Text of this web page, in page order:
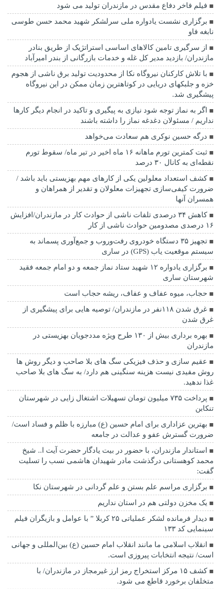
فیلم فاخر دفاع مقدس در مازندران تولید می شود
برگزاری نشست یادواره ملی سرلشکر شهید محمد حسن طوسی
نابغه فاو
از سرگیری تامین کالاهای اساسی استراتژیک از طریق بنادر
مازندران/ بازدید مدیر کل غله و خدمات بازرگانی از بندر امیرآباد
با تلاش کارکنان نیروگاه نکا از محدودیت تولید برق ناشی از هجوم
خزه و جلبکهای دریایی در کوتاهترین زمان ممکن در این نیروگاه
پیشگیری شد.
اگر به نماز توجه شود نیازی به پیگیری و تاکید در انجام دیگر کارها
نداریم / مسئولان دغدغه نماز را داشته باشند
درگه حسین نوکری هم سعادت می‌خواهد
ثبت کمترین تورم ماهانه ۱۶ ماه اخیر در تیر ماه/ سقوط تورم
نقطه‌ای به کانال ۳۰ درصد
کشف استعداد معلولین یکی از کارهای مهم بهزیستی باید باشد /
ضرورت کیفی‌سازی تجهیزات معلولان و تقدیر از همراهان و
همسران آنها
کاهش ۳۴ درصدی تلفات ناشی از حوادث كار در مازندران/افزایش
۱۶ درصدی مصدومین حوادث ناشی از کار
تجهیز ۳۵ دستگاه خودروی رفت‌وروب و جمع‌آوری پسماند به
سیستم موقعیت یاب (GPS) در ساری
برگزاری یادواره ۱۲ شهید ستاد نماز جمعه و دو امام جمعه فقید
شهرستان ساری
حجاب، میوه عفاف و عفاف، ریشه حجاب است
غرق شدن ۱۱۸نفر در مازندران/ توصيه هايی برای پيشگيری از
غرق شدن
بهره برداری بیش از ۱۳۰ طرح ویژه مددجویان بهزیستی در
مازندران
عقیم سازی و حذف فیزیکی سگ های بلا صاحب و دیگر روش ها
روش مفیدی نیست هزینه سنگینی هم دارد/ به سگ های بلا صاحب
غذا ندهید.
پرداخت ۷۳۵ میلیون تومان تسهیلات اشتغال زایی در شهرستان
تنکابن
بهترین عزاداری برای امام حسین (ع) مبارزه با ظلم و فساد است/
ضرورت گسترش عفو و عدالت در جامعه
استاندار مازندران، با حضور در بیت یادگار حضرت آیت ا.. شیخ
محمد کوهستانی درگذشت مادر شهیدان هاشمی نسب را تسلیت
گفت:
برگزاری مراسم علم بستن و علم گردانی در شهرستان نکا
یک مخزن دولتی هم در استان نداریم
دیدار فرمانده لشکر عملیاتی ۲۵ کربلا ” با عوامل و بازیگران فیلم
سینمایی کد ۱۳۳
انقلاب اسلامی ما مانند انقلاب امام حسین (ع) بین‌المللی و جهانی
است/ نتیجه انتخابات پیروزی است.
کشف ۱۵ مرکز استخراج رمز ارز غیرمجاز در مازندران/ با
متخلفان برخورد قاطع می شود.